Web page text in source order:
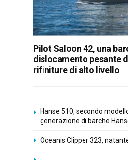
Pilot Saloon 42, una
dislocamento pesante
rifiniture di alto livello
Hanse 510, secondo
generazione di barche
Oceanis Clipper 323,